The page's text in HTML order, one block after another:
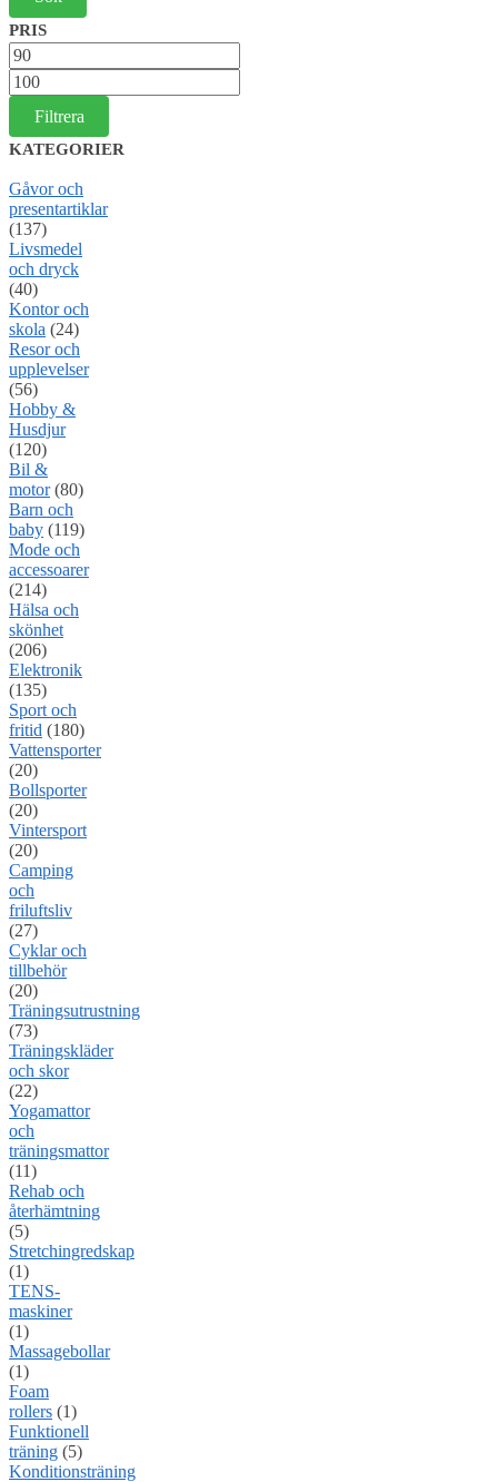
PRIS
Min
pris
Max
pris
Filtrera
KATEGORIER
Gåvor och
presentartiklar
(137)
Livsmedel
och dryck
(40)
Kontor och
skola (24)
Resor och
upplevelser
(56)
Hobby &
Husdjur
(120)
Bil &
motor (80)
Barn och
baby (119)
Mode och
accessoarer
(214)
Hälsa och
skönhet
(206)
Elektronik
(135)
Sport och
fritid (180)
Vattensporter
(20)
Bollsporter
(20)
Vintersport
(20)
Camping
och
friluftsliv
(27)
Cyklar och
tillbehör
(20)
Träningsutrustning
(73)
Träningskläder
och skor
(22)
Yogamattor
och
träningsmattor
(11)
Rehab och
återhämtning
(5)
Stretchingredskap
(1)
TENS-
maskiner
(1)
Massagebollar
(1)
Foam
rollers (1)
Funktionell
träning (5)
Konditionsträning